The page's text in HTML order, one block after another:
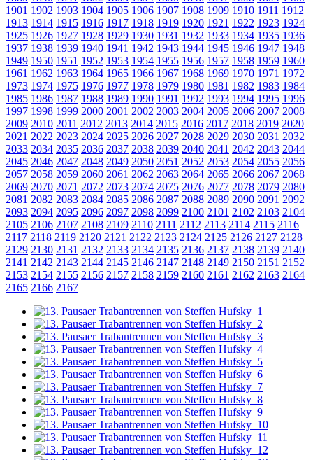
1901 1902 1903 1904 1905 1906 1907 1908 1909 1910 1911 1912
1913 1914 1915 1916 1917 1918 1919 1920 1921 1922 1923 1924
1925 1926 1927 1928 1929 1930 1931 1932 1933 1934 1935 1936
1937 1938 1939 1940 1941 1942 1943 1944 1945 1946 1947 1948
1949 1950 1951 1952 1953 1954 1955 1956 1957 1958 1959 1960
1961 1962 1963 1964 1965 1966 1967 1968 1969 1970 1971 1972
1973 1974 1975 1976 1977 1978 1979 1980 1981 1982 1983 1984
1985 1986 1987 1988 1989 1990 1991 1992 1993 1994 1995 1996
1997 1998 1999 2000 2001 2002 2003 2004 2005 2006 2007 2008
2009 2010 2011 2012 2013 2014 2015 2016 2017 2018 2019 2020
2021 2022 2023 2024 2025 2026 2027 2028 2029 2030 2031 2032
2033 2034 2035 2036 2037 2038 2039 2040 2041 2042 2043 2044
2045 2046 2047 2048 2049 2050 2051 2052 2053 2054 2055 2056
2057 2058 2059 2060 2061 2062 2063 2064 2065 2066 2067 2068
2069 2070 2071 2072 2073 2074 2075 2076 2077 2078 2079 2080
2081 2082 2083 2084 2085 2086 2087 2088 2089 2090 2091 2092
2093 2094 2095 2096 2097 2098 2099 2100 2101 2102 2103 2104
2105 2106 2107 2108 2109 2110 2111 2112 2113 2114 2115 2116
2117 2118 2119 2120 2121 2122 2123 2124 2125 2126 2127 2128
2129 2130 2131 2132 2133 2134 2135 2136 2137 2138 2139 2140
2141 2142 2143 2144 2145 2146 2147 2148 2149 2150 2151 2152
2153 2154 2155 2156 2157 2158 2159 2160 2161 2162 2163 2164
2165 2166 2167